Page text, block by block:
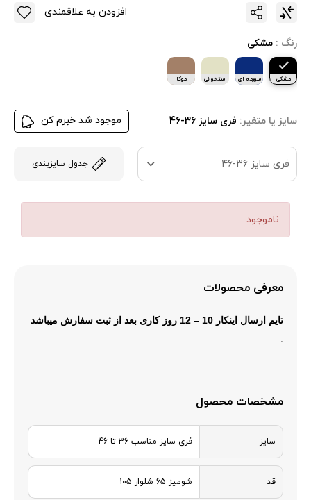
رنگ : مشکی
مشکی سورمه ای استخوانی موکا
سایز یا متغیر: فری سایز 36-46 موجود شد خبرم کن
فری سایز 36-46 جدول سایزبندی
ناموجود
افزودن به علاقمندی
معرفی محصولات
تایم ارسال اینکار 10 – 12 روز کاری بعد از ثبت سفارش میباشد
مشخصات محصول
سایز فری سایز مناسب 36 تا 46
قد شومیز 65 شلوار 105